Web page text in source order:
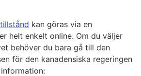
kan göras via en
helt enkelt online. Om du väljer
behöver du bara gå till den
för den kanadensiska regeringen